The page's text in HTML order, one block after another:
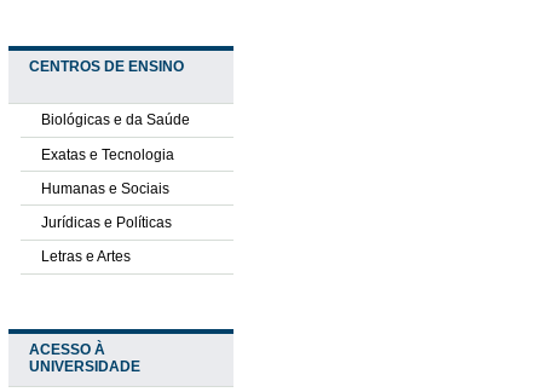
CENTROS DE ENSINO
Biológicas e da Saúde
Exatas e Tecnologia
Humanas e Sociais
Jurídicas e Políticas
Letras e Artes
ACESSO À
UNIVERSIDADE